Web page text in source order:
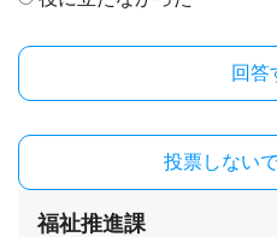
投票しない
福祉推進課